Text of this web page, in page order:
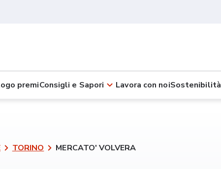
premiConsigli e Sapori Lavora con noiSostenibilità
TORINO MERCATO' VOLVERA